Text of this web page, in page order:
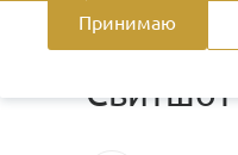
Принимаю
Главная / Каталог